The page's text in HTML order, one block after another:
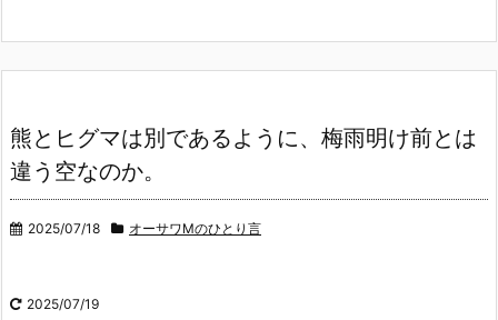
熊とヒグマは別であるように、梅雨明け前とは
違う空なのか。
2025/07/18 オーサワMのひとり言
2025/07/19